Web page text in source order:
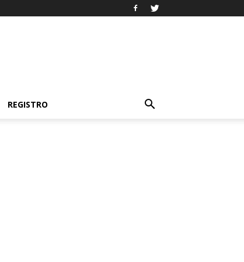
REGISTRO